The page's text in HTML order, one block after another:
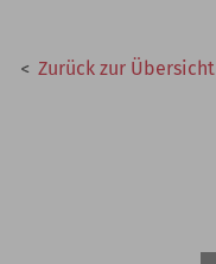
Zurück zur Übersicht